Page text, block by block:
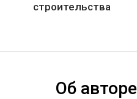
строительства
Об авторе